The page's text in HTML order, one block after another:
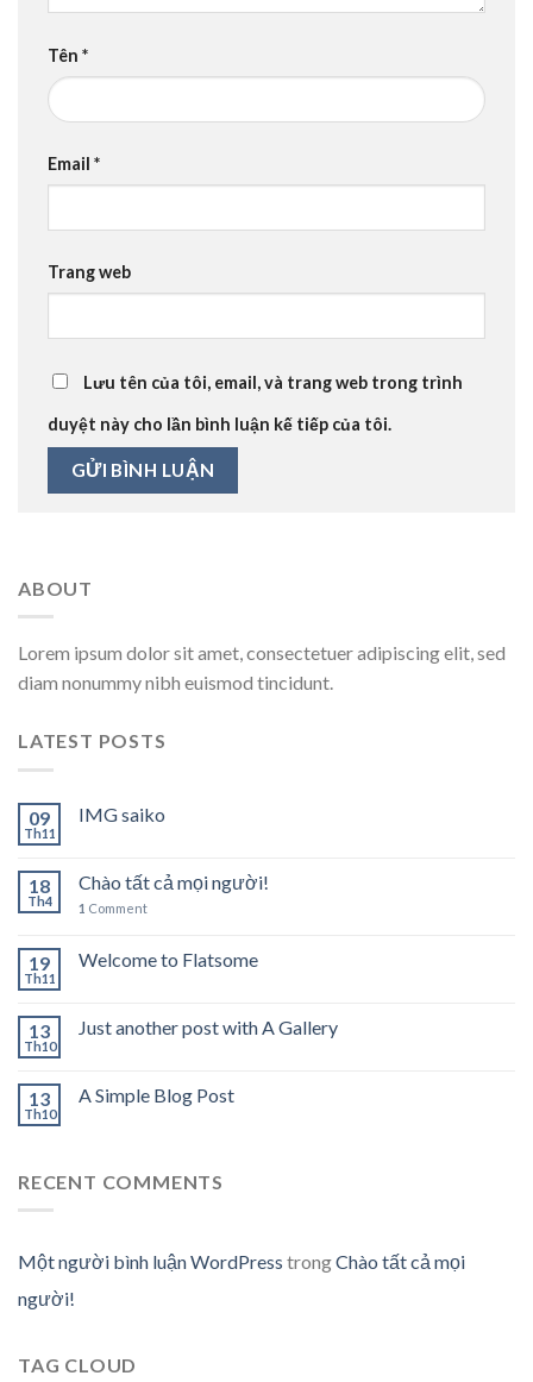
Tên *
Email *
Trang web
Lưu tên của tôi, email, và trang web trong trình
duyệt này cho lần bình luận kế tiếp của tôi.
ABOUT
Lorem ipsum dolor sit amet, consectetuer adipiscing elit, sed
diam nonummy nibh euismod tincidunt.
LATEST POSTS
09
Th11
IMG saiko
18
Th4
Chào tất cả mọi người!
1 Comment
19
Th11
Welcome to Flatsome
13
Th10
Just another post with A Gallery
13
Th10
A Simple Blog Post
RECENT COMMENTS
Một người bình luận WordPress trongChào tất cả mọi
người!
TAG CLOUD